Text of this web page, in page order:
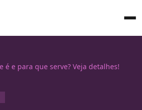
é e para que serve? Veja detalhes!